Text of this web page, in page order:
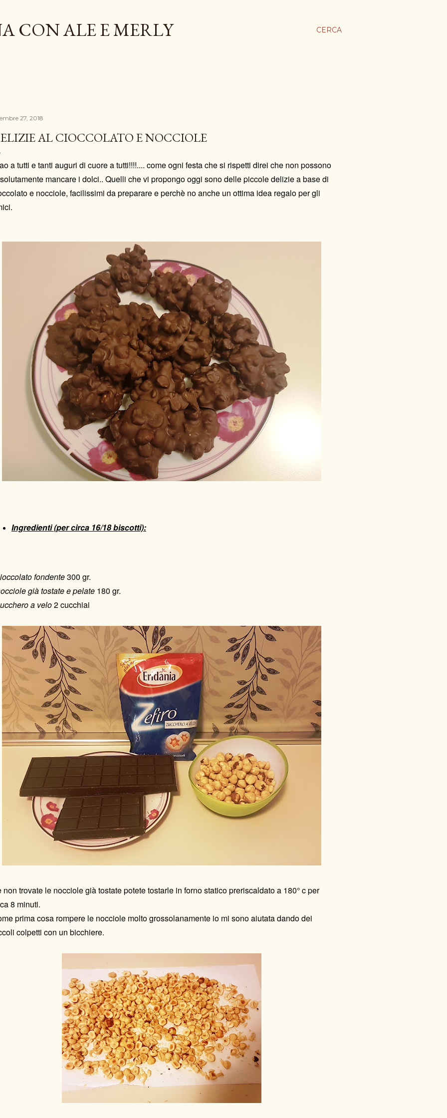
CERCA
CON ALE E MERLY
27, 2018
AL CIOCCOLATO E NOCCIOLE
a tutti e tanti auguri di cuore a tutti!!!!.... come ogni festa che si rispetti direi che non possono
mancare i dolci.. Quelli che vi propongo oggi sono delle piccole delizie a base di
e nocciole, facilissimi da preparare e perchè no anche un ottima idea regalo per gli
Ingredienti (per circa 16/18 biscotti):
fondente300 gr.
già tostate e pelate 180 gr.
a velo2 cucchiai
non trovate le nocciole già tostate potete tostarle in forno statico preriscaldato a 180° c per
8 minuti.
prima cosa rompere le nocciole molto grossolanamente io mi sono aiutata dando dei
colpetti con un bicchiere.